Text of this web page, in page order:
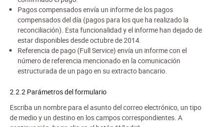
Pagos compensados envía un informe de los pagos
compensados del día (pagos para los que ha realizado la
reconciliación). Esta funcionalidad y el informe han dejado de
estar disponibles desde octubre de 2014.
Referencia de pago (Full Service) envía un informe con el
número de referencia mencionado en la comunicación
estructurada de un pago en su extracto bancario.
2.2.2 Parámetros del formulario
Escriba un nombre para el asunto del correo electrónico, un tipo
de medio y un destino en los campos correspondientes. A